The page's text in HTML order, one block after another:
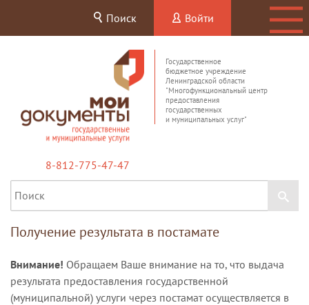
Поиск Войти
Государственное
бюджетное учреждение
Ленинградской области
"Многофункциональный центр
предоставления
государственных
и муниципальных услуг"
8-812-775-47-47
Получение результата в постамате
Внимание! Обращаем Ваше внимание на то, что выдача
результата предоставления государственной
(муниципальной) услуги через постамат осуществляется в